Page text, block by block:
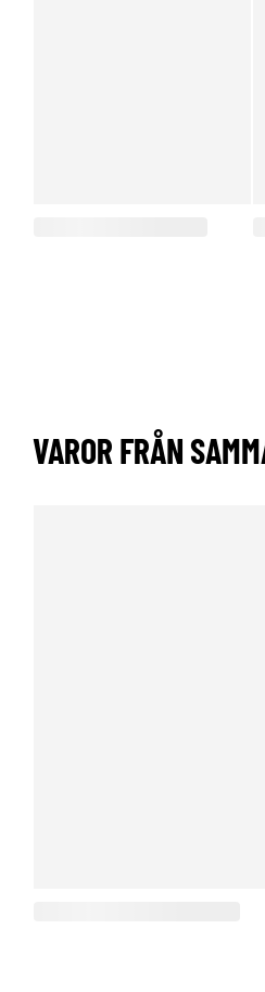
VAROR FRÅN